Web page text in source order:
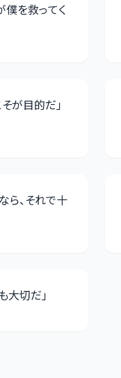
を救ってく
そが目的だ」
ら、それで十
大切だ」